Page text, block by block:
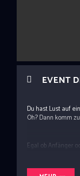
EVENT
Du hast Lust auf
Oh? Dann komm
Egal ob Anfänger